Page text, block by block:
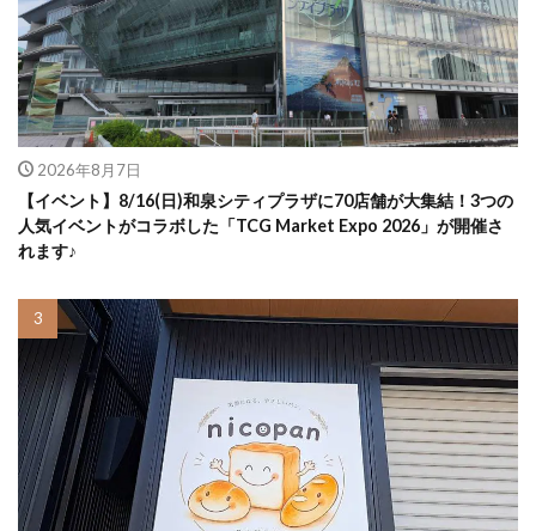
2026年8月7日
【イベント】8/16(日)和泉シティプラザに70店舗が大集結！3つの
人気イベントがコラボした「TCG Market Expo 2026」が開催さ
れます♪